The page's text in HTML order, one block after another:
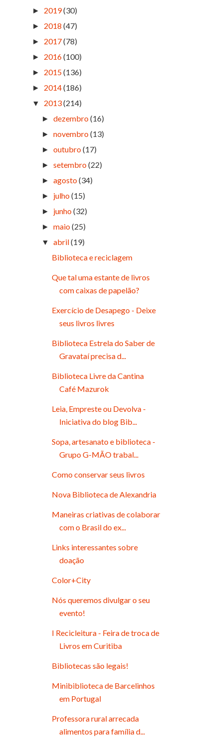
► 2019(30)
► 2018 (47)
► 2017(78)
► 2016(100)
► 2015(136)
► 2014(186)
▼ 2013(214)
►dezembro(16)
►novembro(13)
►outubro(17)
►setembro(22)
►agosto(34)
► julho(15)
► junho(32)
►maio(25)
▼ abril(19)
Biblioteca e reciclagem
Que tal uma estante de livros
com caixas de papelão?
Exercício de Desapego - Deixe
seus livros livres
Biblioteca Estrela do Saber de
Gravataí precisa d...
Biblioteca Livre da Cantina
Café Mazurok
Leia, Empreste ou Devolva -
Iniciativa do blog Bib...
Sopa, artesanato e biblioteca -
Grupo G-MÃO trabal...
Como conservar seus livros
Nova Biblioteca de Alexandria
Maneiras criativas de colaborar
com o Brasil do ex...
Links interessantes sobre
doação
Color+City
Nós queremos divulgar o seu
evento!
I Recicleitura - Feira de troca de
Livros em Curitiba
Bibliotecas são legais!
Minibiblioteca de Barcelinhos
em Portugal
Professora rural arrecada
alimentos para família d...